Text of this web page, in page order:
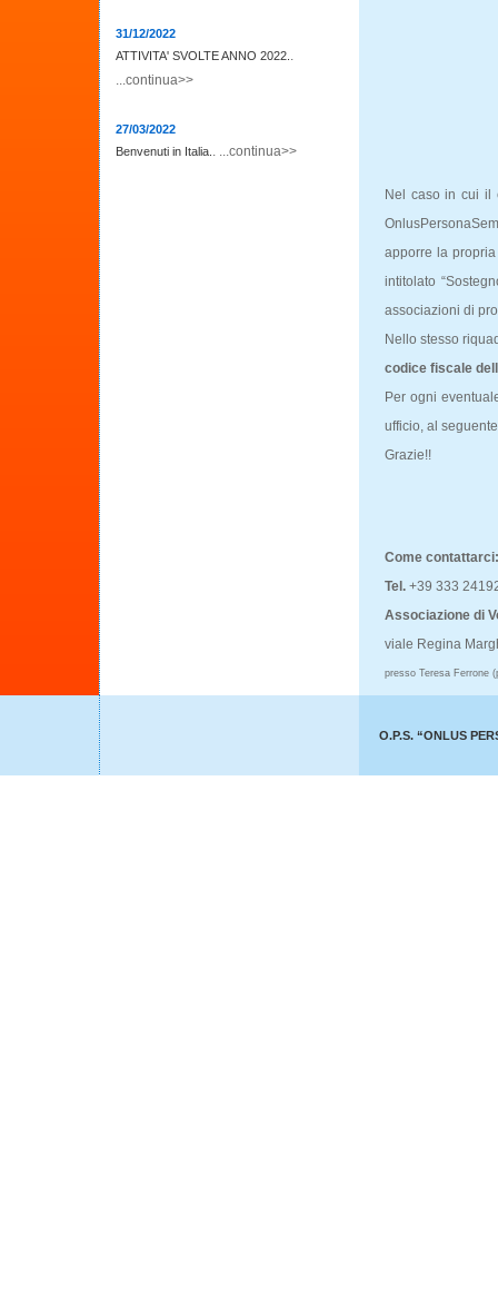
31/12/2022
ATTIVITA' SVOLTE ANNO 2022. .
...continua>>
27/03/2022
Benvenuti in Italia. . ...continua>>
Nel caso in cui il
apporre la
intitolato
associazioni di
Nello stesso
codice fiscale
Per ogni
ufficio, al
Grazie!!
Come contattarci:
Tel. +39 333
Associazione di
viale Regina
presso Teresa Ferrone
O.P.S. “ONLUS